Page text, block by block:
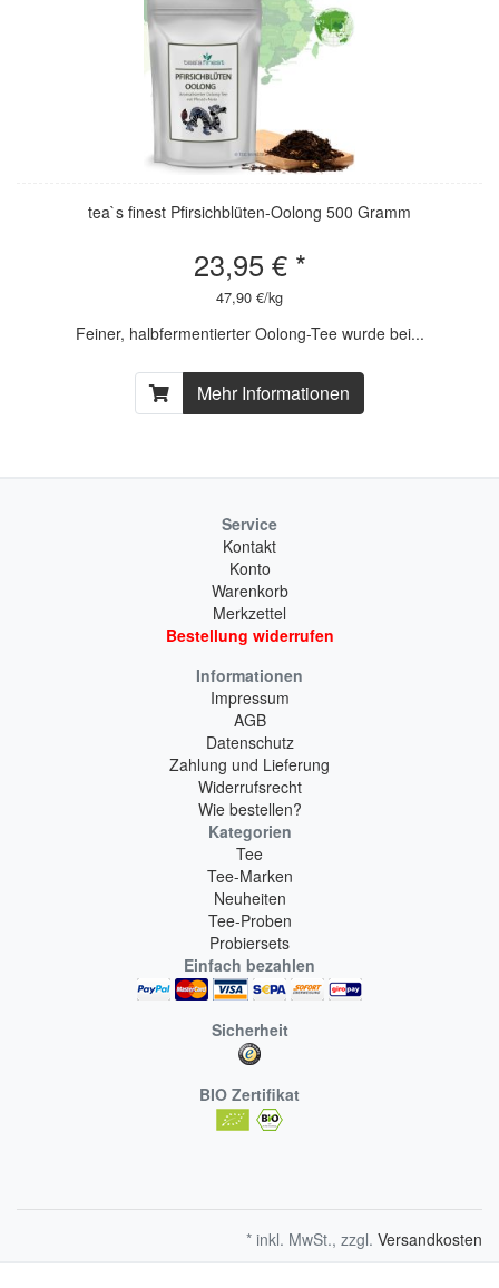
tea`s finest Pfirsichblüten-Oolong 500 Gramm
23,95 € *
47,90 €/kg
Feiner, halbfermentierter Oolong-Tee wurde bei...
Mehr Informationen
Service
Kontakt
Konto
Warenkorb
Merkzettel
Bestellung widerrufen
Informationen
Impressum
AGB
Datenschutz
Zahlung und Lieferung
Widerrufsrecht
Wie bestellen?
Kategorien
Tee
Tee-Marken
Neuheiten
Tee-Proben
Probiersets
Einfach bezahlen
Sicherheit
BIO Zertifikat
* inkl. MwSt., zzgl. Versandkosten